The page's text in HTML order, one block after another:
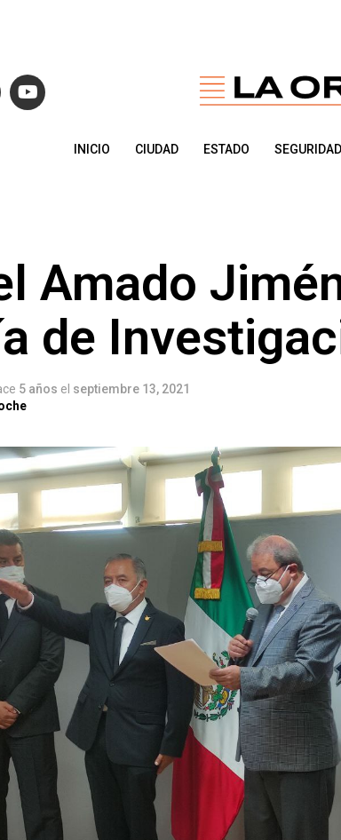
INICIO CIUDAD ESTADO SEGURIDAD
Amado
de
5 años el septiembre 13, 2021